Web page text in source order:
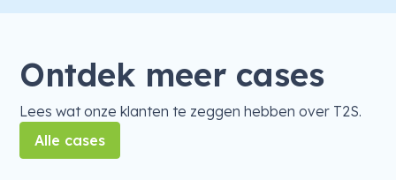
Ontdek meer cases
Lees wat onze klanten te zeggen hebben over T2S.
Alle cases